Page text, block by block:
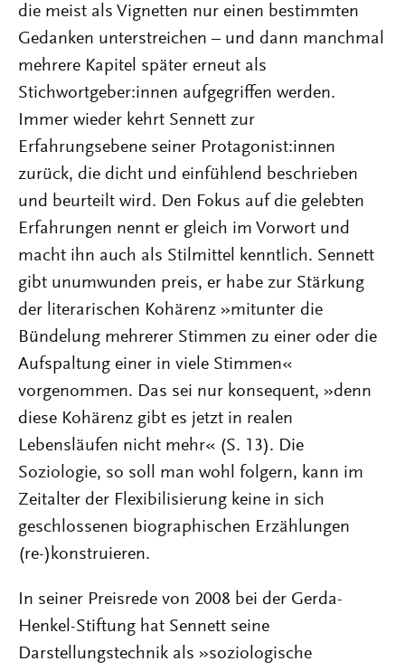
die meist als Vignetten nur einen bestimmten
Gedanken unterstreichen – und dann manchmal
mehrere Kapitel später erneut als
Stichwortgeber:innen aufgegriffen werden.
Immer wieder kehrt Sennett zur
Erfahrungsebene seiner Protagonist:innen
zurück, die dicht und einfühlend beschrieben
und beurteilt wird. Den Fokus auf die gelebten
Erfahrungen nennt er gleich im Vorwort und
macht ihn auch als Stilmittel kenntlich. Sennett
gibt unumwunden preis, er habe zur Stärkung
der literarischen Kohärenz »mitunter die
Bündelung mehrerer Stimmen zu einer oder die
Aufspaltung einer in viele Stimmen«
vorgenommen. Das sei nur konsequent, »denn
diese Kohärenz gibt es jetzt in realen
Lebensläufen nicht mehr« (S. 13). Die
Soziologie, so soll man wohl folgern, kann im
Zeitalter der Flexibilisierung keine in sich
geschlossenen biographischen Erzählungen
(re-)konstruieren.
In seiner Preisrede von 2008 bei der Gerda-
Henkel-Stiftung hat Sennett seine
Darstellungstechnik als »soziologische